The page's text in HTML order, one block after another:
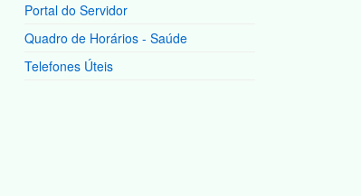
Portal do Servidor
Quadro de Horários - Saúde
Telefones Úteis